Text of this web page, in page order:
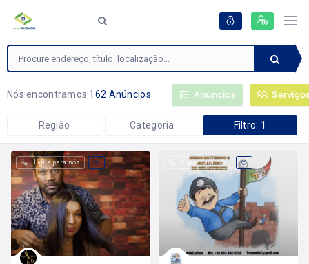
Nós encontramos 162 Anúncios Anúncios
Região Categoria Filtro: 1
Ligue para nós Ligue para nós